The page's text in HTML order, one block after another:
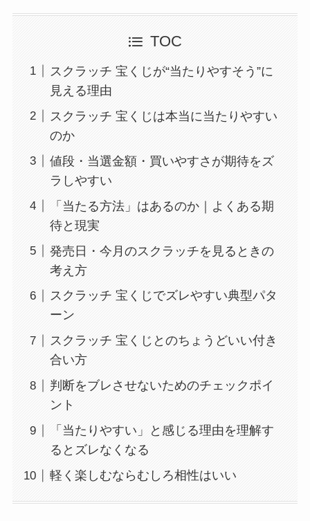
TOC
スクラッチ 宝くじが“当たりやすそう”に
見える理由
スクラッチ 宝くじは本当に当たりやすい
のか
値段・当選金額・買いやすさが期待をズ
ラしやすい
「当たる方法」はあるのか｜よくある期
待と現実
発売日・今月のスクラッチを見るときの
考え方
スクラッチ 宝くじでズレやすい典型パタ
ーン
スクラッチ 宝くじとのちょうどいい付き
合い方
判断をブレさせないためのチェックポイ
ント
「当たりやすい」と感じる理由を理解す
るとズレなくなる
軽く楽しむならむしろ相性はいい